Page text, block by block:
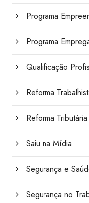
Programa
Programa
Qualificação
Reforma
Reforma Tributária
Saiu na Mídia
Segurança e
Segurança no